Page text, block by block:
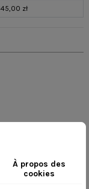
zł
À propos des
cookies